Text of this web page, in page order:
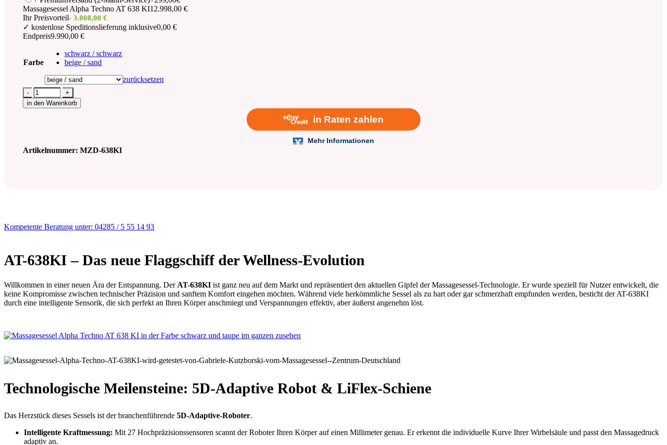
Massagesessel Alpha Techno AT 638 KI12.998,00 €
Ihr Preisvorteil- 3.008,00 €
✓ kostenlose Speditionslieferung inklusive0,00 €
Endpreis9.990,00 €
Farbe
schwarz / schwarz
beige / sand
zurücksetzen
-
+
in den Warenkorb
Artikelnummer: MZD-638KI
Kompetente Beratung unter: 04285 / 5 55 14 93
AT-638KI – Das neue Flaggschiff der Wellness-Evolution
Willkommen in einer neuen Ära der Entspannung. Der AT-638KI ist ganz neu auf dem Markt und repräsentiert den aktuellen Gipfel der Massagesessel-Technologie. Er wurde speziell für Nutzer entwickelt, die
keine Kompromisse zwischen technischer Präzision und sanftem Komfort eingehen möchten. Während viele herkömmliche Sessel als zu hart oder gar schmerzhaft empfunden werden, besticht der AT-638KI
durch eine intelligente Sensorik, die sich perfekt an Ihren Körper anschmiegt und Verspannungen effektiv, aber äußerst angenehm löst.
Technologische Meilensteine: 5D-Adaptive Robot & LiFlex-Schiene
Das Herzstück dieses Sessels ist der branchenführende 5D-Adaptive-Roboter.
Intelligente Kraftmessung: Mit 27 Hochpräzisionssensoren scannt der Roboter Ihren Körper auf einen Millimeter genau. Er erkennt die individuelle Kurve Ihrer Wirbelsäule und passt den Massagedruck
adaptiv an.